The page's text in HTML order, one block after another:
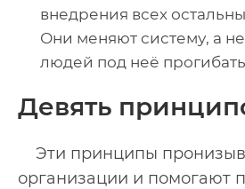
внедрения всех
Они меняют систему, а
людей под неё
Девять
Эти принципы
организации и помогают